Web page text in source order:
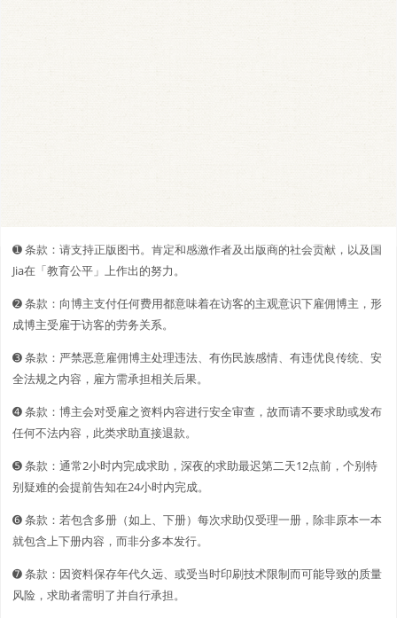
➊️ 条款：请支持正版图书。肯定和感激作者及出版商的社会贡献，以及国
Jia在「教育公平」上作出的努力。
➋️️ 条款：向博主支付任何费用都意味着在访客的主观意识下雇佣博主，形
成博主受雇于访客的劳务关系。
➌ 条款：严禁恶意雇佣博主处理违法、有伤民族感情、有违优良传统、安
全法规之内容，雇方需承担相关后果。
➍ 条款：博主会对受雇之资料内容进行安全审查，故而请不要求助或发布
任何不法内容，此类求助直接退款。
➎ 条款：通常2小时内完成求助，深夜的求助最迟第二天12点前，个别特
别疑难的会提前告知在24小时内完成。
➏ 条款：若包含多册（如上、下册）每次求助仅受理一册，除非原本一本
就包含上下册内容，而非分多本发行。
➐ 条款：因资料保存年代久远、或受当时印刷技术限制而可能导致的质量
风险，求助者需明了并自行承担。